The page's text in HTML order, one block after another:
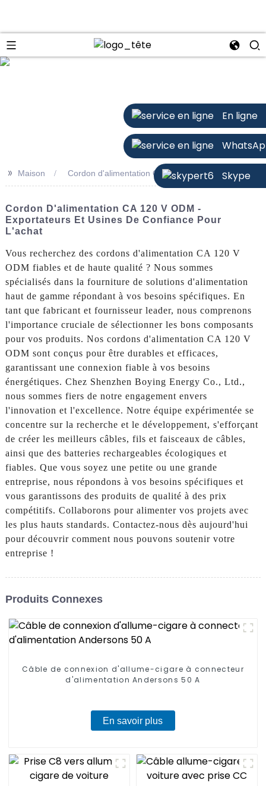
En ligne
Skype
>> Maison Cordon d'alimentation ODM AC 120 V
Cordon D'alimentation CA 120 V ODM -
Exportateurs Et Usines De Confiance Pour
L'achat
Vous recherchez des cordons d'alimentation CA 120 V
ODM fiables et de haute qualité ? Nous sommes
spécialisés dans la fourniture de solutions d'alimentation
haut de gamme répondant à vos besoins spécifiques. En
tant que fabricant et fournisseur leader, nous comprenons
l'importance cruciale de sélectionner les bons composants
pour vos produits. Nos cordons d'alimentation CA 120 V
ODM sont conçus pour être durables et efficaces,
garantissant une connexion fiable à vos besoins
énergétiques. Chez Shenzhen Boying Energy Co., Ltd.,
nous sommes fiers de notre engagement envers
l'innovation et l'excellence. Notre équipe expérimentée se
concentre sur la recherche et le développement, s'efforçant
de créer les meilleurs câbles, fils et faisceaux de câbles,
ainsi que des batteries rechargeables écologiques et
fiables. Que vous soyez une petite ou une grande
entreprise, nous répondons à vos besoins spécifiques et
vous garantissons des produits de qualité à des prix
compétitifs. Collaborons pour alimenter vos projets avec
les plus hauts standards. Contactez-nous dès aujourd'hui
pour découvrir comment nous pouvons soutenir votre
entreprise !
Produits Connexes
Câble de connexion d'allume-cigare à connecteur
d'alimentation Andersons 50 A
En savoir plus